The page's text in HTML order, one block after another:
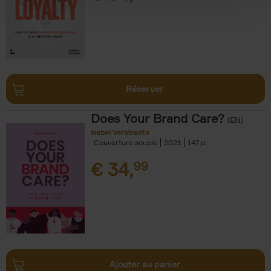
Réserver
Does Your Brand Care? (EN)
Isabel Verstraete
Couverture souple
2021 147
€ 34,99
Ajouter au panier